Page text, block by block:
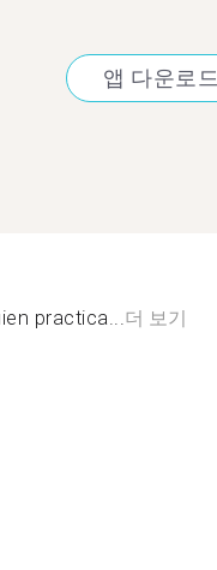
앱 다운로드
practica... 더 보기